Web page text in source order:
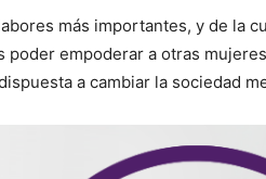
más importantes, y de la
poder empoderar a otras
a cambiar la sociedad